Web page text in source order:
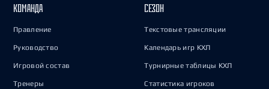
КОМАНДА
Правление
Руководство
Игровой состав
Тренеры
СЕЗОН
Текстовые трансляции
Календарь игр КХЛ
Турнирные таблицы КХЛ
Статистика игроков